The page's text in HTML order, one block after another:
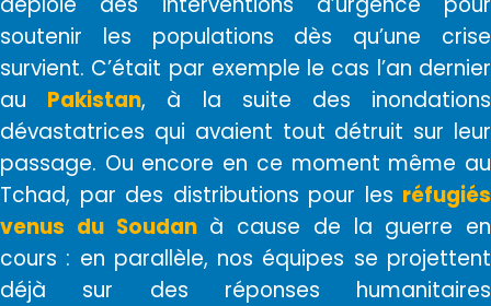
soutenir les populations dès qu’une crise
survient. C’était par exemple le cas l’an dernier
au Pakistan, à la suite des inondations
dévastatrices qui avaient tout détruit sur leur
passage. Ou encore en ce moment même au
Tchad, par des distributions pour les réfugiés
venus du Soudanà cause de la guerre en
cours : en parallèle, nos équipes se projettent
déjà sur des réponses humanitaires